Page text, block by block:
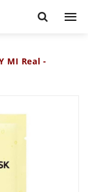
MI Real -